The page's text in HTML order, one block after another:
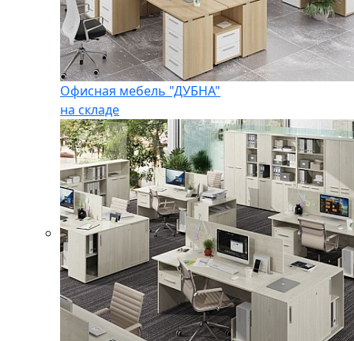
Офисная мебель "ДУБНА"
на складе